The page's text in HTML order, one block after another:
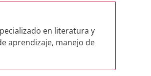
en literatura y
aprendizaje, manejo de